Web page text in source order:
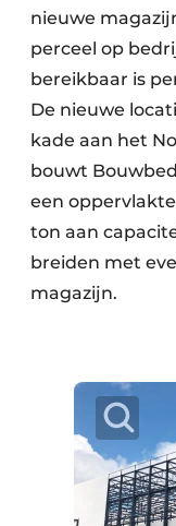
nieuwe
perceel op
bereikbaar is
De nieuwe
kade aan het
bouwt
een
ton aan
breiden met
magazijn.